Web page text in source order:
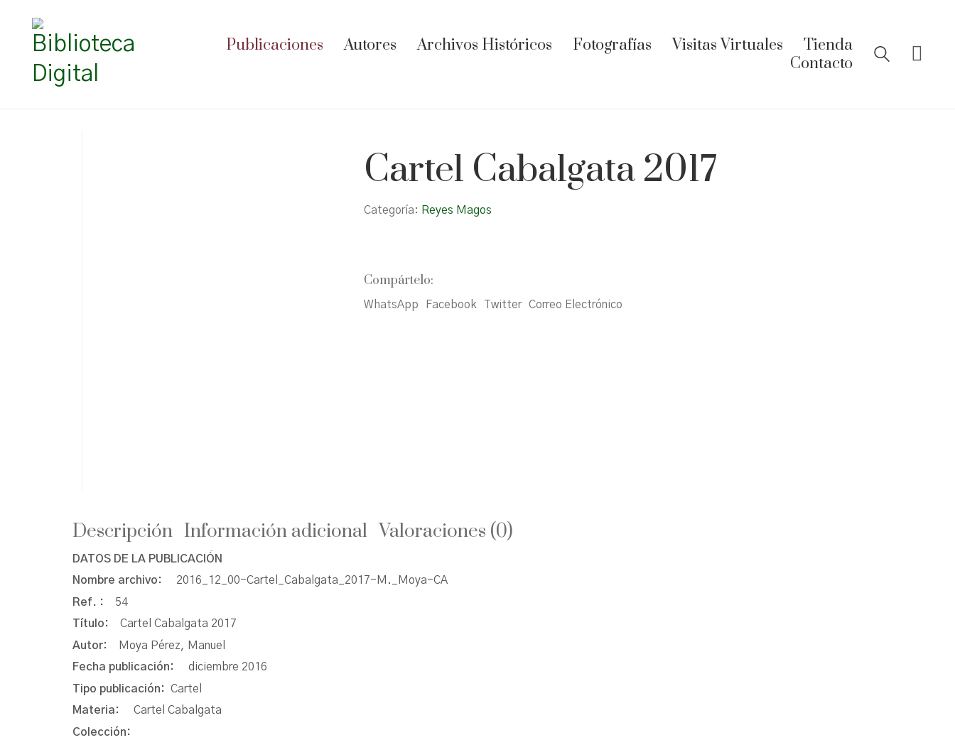
Publicaciones Autores Archivos Históricos Fotografías Visitas Virtuales
Tienda
Contacto
Cartel Cabalgata 2017
Categoría: Reyes Magos
Compártelo:
WhatsApp Facebook Twitter Correo Electrónico
Descripción Información adicional Valoraciones (0)
DATOS DE LA PUBLICACIÓN
Nombre archivo: 2016_12_00-Cartel_Cabalgata_2017-M._Moya-CA
Ref. : 54
Título: Cartel Cabalgata 2017
Autor:
Moya Pérez, Manuel
Fecha publicación: diciembre 2016
Tipo publicación: Cartel
Materia: Cartel Cabalgata
Colección: